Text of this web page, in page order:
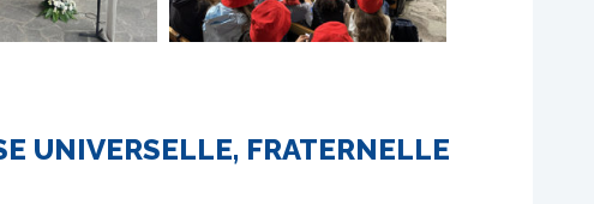
UNIVERSELLE, FRATERNELLE